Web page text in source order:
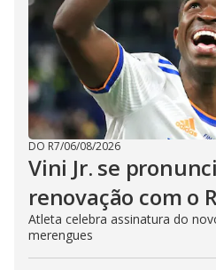
DO R7/06/08/2026
Vini Jr. se
renovação com o
Atleta celebra assinatura do
merengues